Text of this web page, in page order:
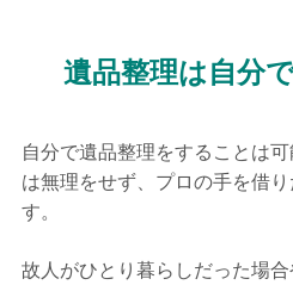
遺品整理は自分
自分で遺品整理をすることは
は無理をせず、プロの手を借
す。
故人がひとり暮らしだった場